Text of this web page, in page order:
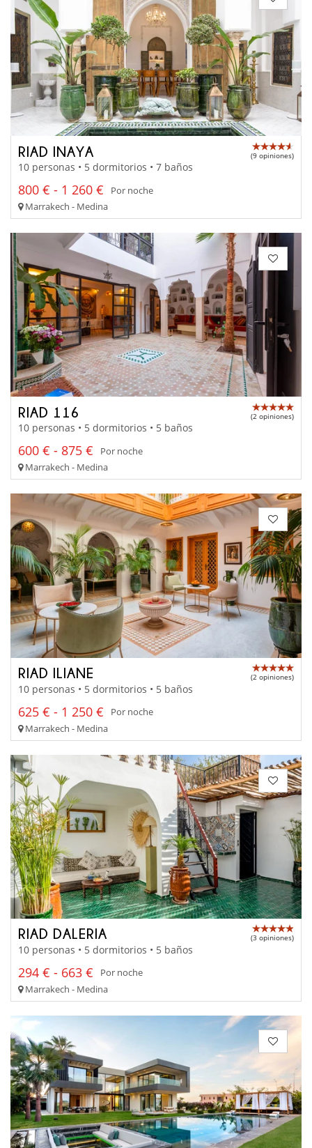
RIAD INAYA (9 opiniones)
10 personas • 5 dormitorios • 7 baños
800 € - 1 260 €
Por noche
Marrakech - Medina
RIAD 116 (2 opiniones)
10 personas • 5 dormitorios • 5 baños
600 € - 875 €
Por noche
Marrakech - Medina
RIAD ILIANE (2 opiniones)
10 personas • 5 dormitorios • 5 baños
625 € - 1 250 €
Por noche
Marrakech - Medina
RIAD DALERIA (3 opiniones)
10 personas • 5 dormitorios • 5 baños
294 € - 663 €
Por noche
Marrakech - Medina